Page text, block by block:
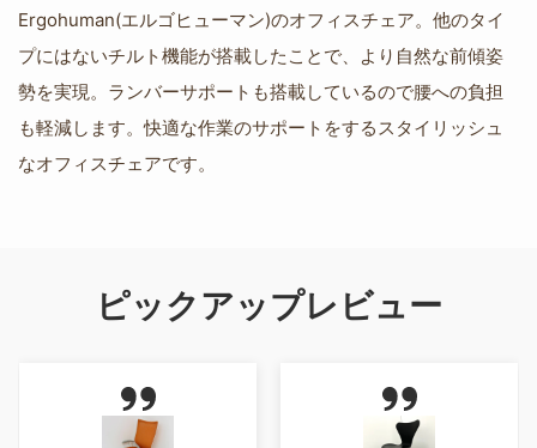
Ergohuman(エルゴヒューマン)のオフィスチェア。他のタイ
プにはないチルト機能が搭載したことで、より自然な前傾姿
勢を実現。ランバーサポートも搭載しているので腰への負担
も軽減します。快適な作業のサポートをするスタイリッシュ
なオフィスチェアです。
ピックアップレビュー